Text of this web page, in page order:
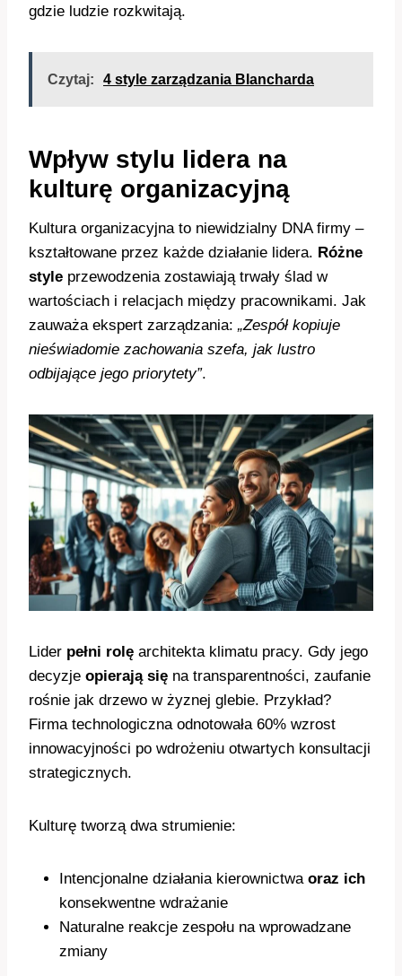
gdzie ludzie rozkwitają.
Czytaj: 4 style zarządzania Blancharda
Wpływ stylu lidera na
kulturę organizacyjną
Kultura organizacyjna to niewidzialny DNA firmy –
kształtowane przez każde działanie lidera. Różne
style przewodzenia zostawiają trwały ślad w
wartościach i relacjach między pracownikami. Jak
zauważa ekspert zarządzania: „Zespół kopiuje
nieświadomie zachowania szefa, jak lustro
odbijające jego priorytety”.
Lider pełni rolę architekta klimatu pracy. Gdy jego
decyzje opierają się na transparentności, zaufanie
rośnie jak drzewo w żyznej glebie. Przykład?
Firma technologiczna odnotowała 60% wzrost
innowacyjności po wdrożeniu otwartych konsultacji
strategicznych.
Kulturę tworzą dwa strumienie:
Intencjonalne działania kierownictwa oraz ich
konsekwentne wdrażanie
Naturalne reakcje zespołu na wprowadzane
zmiany